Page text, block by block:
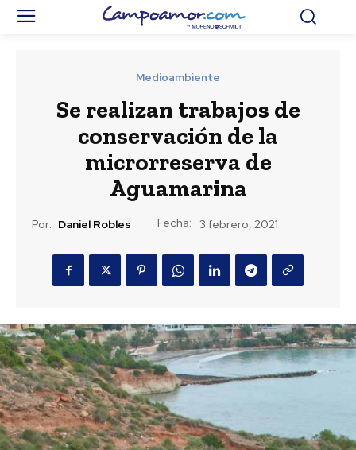
Medioambiente
Se realizan trabajos de
conservación de la
microrreserva de
Aguamarina
Por: Daniel Robles Fecha: 3 febrero, 2021